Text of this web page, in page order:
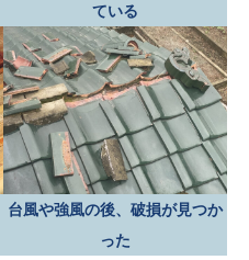
ている
台風や強風の後、破損が見つか
った